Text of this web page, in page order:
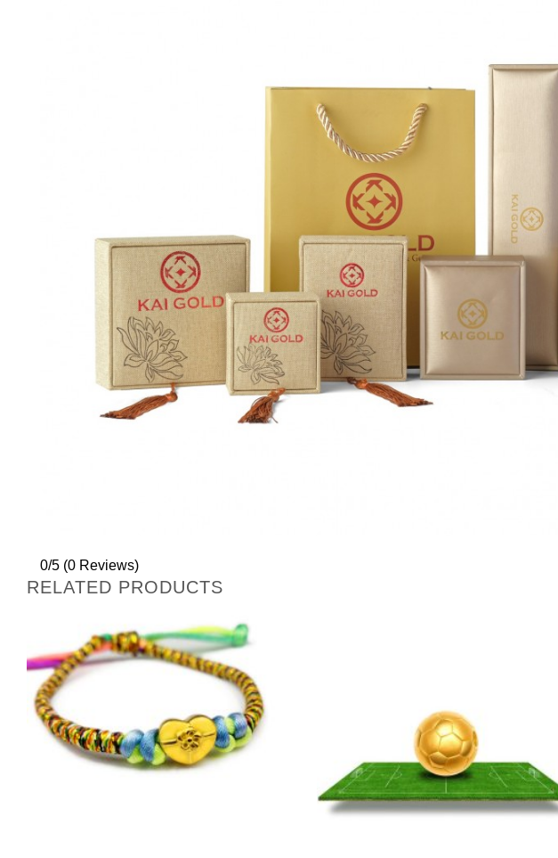
0/5 (0 Reviews)
RELATED PRODUCTS